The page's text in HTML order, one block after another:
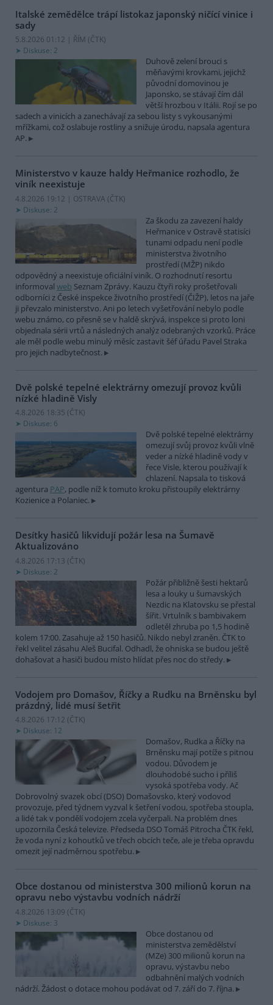
Italské zemědělce trápí listokaz japonský ničící vinice i
sady
5.8.2026 01:12 | ŘÍM (ČTK)
Diskuse: 2
Duhově zelení brouci s
měňavými krovkami, jejichž
původní domovinou je
Japonsko, se stávají čím dál
větší hrozbou v Itálii. Rojí se po
sadech a vinicích a zanechávají za sebou listy s vykousanými
mřížkami, což oslabuje rostliny a snižuje úrodu, napsala agentura
AP.
Ministerstvo v kauze haldy Heřmanice rozhodlo, že
viník neexistuje
4.8.2026 19:12 | OSTRAVA (ČTK)
Diskuse: 2
Za škodu za zavezení haldy
Heřmanice v Ostravě statisíci
tunami odpadu není podle
ministerstva životního
prostředí (MŽP) nikdo
odpovědný a neexistuje oficiální viník. O rozhodnutí resortu
informoval web Seznam Zprávy. Kauzu čtyři roky prošetřovali
odborníci z České inspekce životního prostředí (ČIŽP), letos na jaře
ji převzalo ministerstvo. Ani po letech vyšetřování nebylo podle
webu známo, co přesně se v haldě skrývá, inspekce si proto loni
objednala sérii vrtů a následných analýz odebraných vzorků. Práce
ale měl podle webu minulý měsíc zastavit šéf úřadu Pavel Straka
pro jejich nadbytečnost.
Dvě polské tepelné elektrárny omezují provoz kvůli
nízké hladině Visly
4.8.2026 18:35 (ČTK)
Diskuse: 6
Dvě polské tepelné elektrárny
omezují svůj provoz kvůli vlně
veder a nízké hladině vody v
řece Visle, kterou používají k
chlazení. Napsala to tisková
agentura PAP, podle níž k tomuto kroku přistoupily elektrárny
Kozienice a Polaniec.
Desítky hasičů likvidují požár lesa na Šumavě
Aktualizováno
4.8.2026 17:13 (ČTK)
Diskuse: 2
Požár přibližně šesti hektarů
lesa a louky u šumavských
Nezdic na Klatovsku se přestal
šířit. Vrtulník s bambivakem
odletěl zhruba po 1,5 hodině
kolem 17:00. Zasahuje až 150 hasičů. Nikdo nebyl zraněn. ČTK to
řekl velitel zásahu Aleš Bucifal. Odhadl, že ohniska se budou ještě
dohašovat a hasiči budou místo hlídat přes noc do středy.
Vodojem pro Domašov, Říčky a Rudku na Brněnsku byl
prázdný, lidé musí šetřit
4.8.2026 17:12 (ČTK)
Diskuse: 12
Domašov, Rudka a Říčky na
Brněnsku mají potíže s pitnou
vodou. Důvodem je
dlouhodobé sucho i příliš
vysoká spotřeba vody. Ač
Dobrovolný svazek obcí (DSO) Domašovsko, který vodovod
provozuje, před týdnem vyzval k šetření vodou, spotřeba stoupla,
a lidé tak v pondělí vodojem zcela vyčerpali. Na problém dnes
upozornila Česká televize. Předseda DSO Tomáš Pitrocha ČTK řekl,
že voda nyní z kohoutků ve třech obcích teče, ale je třeba opravdu
omezit její nadměrnou spotřebu.
Obce dostanou od ministerstva 300 milionů korun na
opravu nebo výstavbu vodních nádrží
4.8.2026 13:09 (ČTK)
Diskuse: 3
Obce dostanou od
ministerstva zemědělství
(MZe) 300 milionů korun na
opravu, výstavbu nebo
odbahnění malých vodních
nádrží. Žádost o dotace mohou podávat od 7. září do 7. října.